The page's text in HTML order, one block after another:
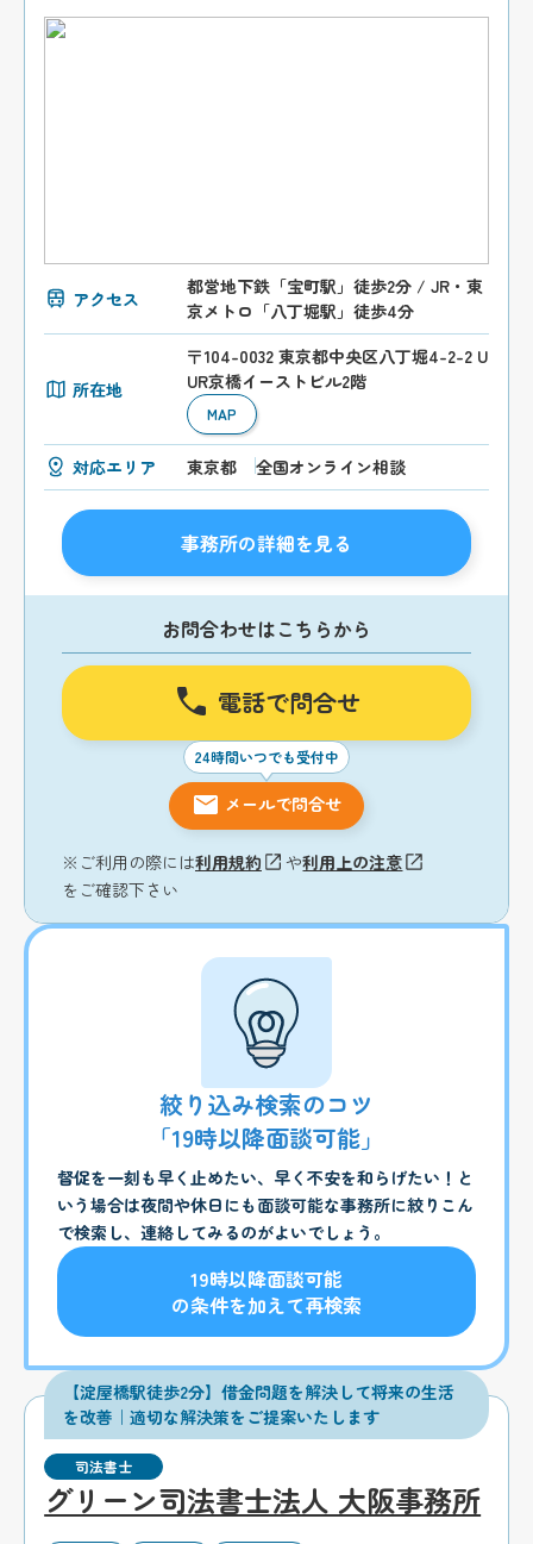
アクセス
都営地下鉄「宝町駅」徒歩2分 / JR・東
京メトロ「八丁堀駅」徒歩4分
所在地
〒104-0032 東京都中央区八丁堀4-2-2 U
UR京橋イーストビル2階
MAP
対応エリア 東京都 全国オンライン相談
事務所の詳細を見る
お問合わせはこちらから
電話で問合せ
24時間いつでも受付中
メールで問合せ
※ご利用の際には利用規約 や利用上の注意
をご確認下さい
絞り込み検索のコツ
「19時以降面談可能」
督促を一刻も早く止めたい、早く不安を和らげたい！と
いう場合は夜間や休日にも面談可能な事務所に絞りこん
で検索し、連絡してみるのがよいでしょう。
19時以降面談可能
の条件を加えて再検索
【淀屋橋駅徒歩2分】借金問題を解決して将来の生活
を改善｜適切な解決策をご提案いたします
司法書士
グリーン司法書士法人 大阪事務所